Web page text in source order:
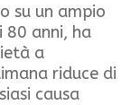
su un ampio
80 anni, ha
a
riduce di
causa